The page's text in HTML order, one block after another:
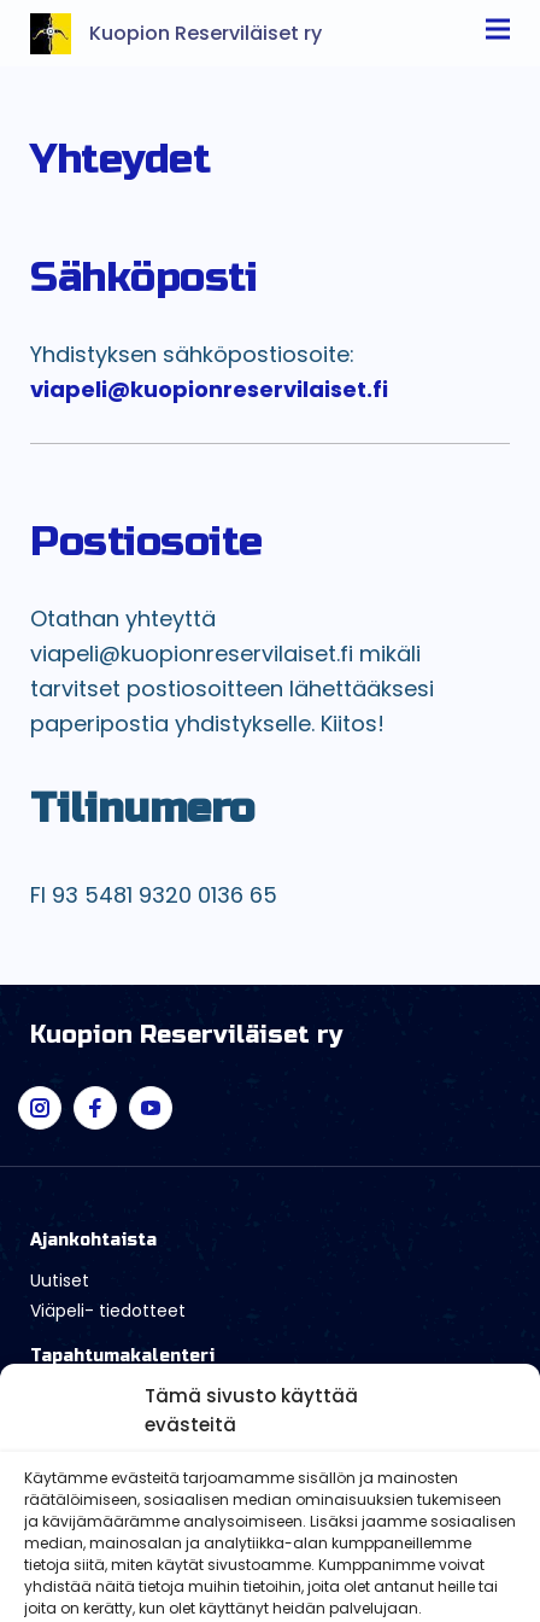
Tämä sivusto käyttää
evästeitä
Käytämme evästeitä tarjoamamme sisällön ja mainosten
räätälöimiseen, sosiaalisen median ominaisuuksien tukemiseen
ja kävijämäärämme analysoimiseen. Lisäksi jaamme sosiaalisen
median, mainosalan ja analytiikka-alan kumppaneillemme
tietoja siitä, miten käytät sivustoamme. Kumppanimme voivat
yhdistää näitä tietoja muihin tietoihin, joita olet antanut heille tai
joita on kerätty, kun olet käyttänyt heidän palvelujaan.
Kuopion Reserviläiset ry
Yhteydet
Sähköposti
Yhdistyksen sähköpostiosoite:
viapeli@kuopionreservilaiset.fi
Postiosoite
Otathan yhteyttä
viapeli@kuopionreservilaiset.fi mikäli
tarvitset postiosoitteen lähettääksesi
paperipostia yhdistykselle. Kiitos!
Tilinumero
FI 93 5481 9320 0136 65
Kuopion Reserviläiset ry
Ajankohtaista
Uutiset
Viäpeli- tiedotteet
Tapahtumakalenteri
Ammunta
AAK todistus
Jäsenasiat
Jäsentuotteet